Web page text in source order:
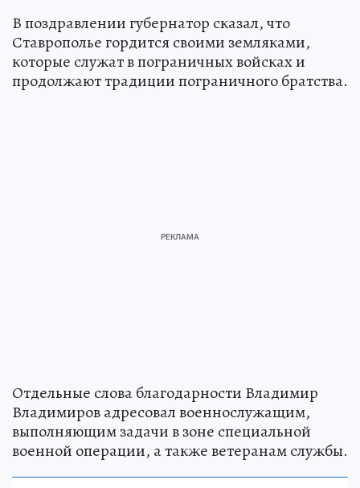
В поздравлении губернатор сказал, что
Ставрополье гордится своими земляками,
которые служат в пограничных войсках и
продолжают традиции пограничного братства.
Отдельные слова благодарности Владимир
Владимиров адресовал военнослужащим,
выполняющим задачи в зоне специальной
военной операции, а также ветеранам службы.